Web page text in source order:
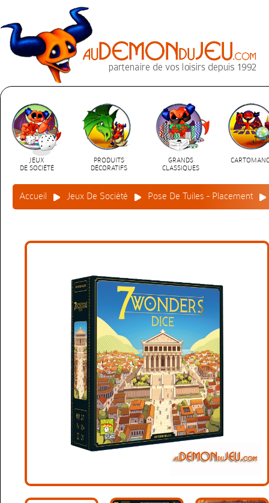
JEUX
DE SOCIÉTÉ
PRODUITS
DÉCORATIFS
GRANDS
CLASSIQUES
Accueil Jeux De Société Pose De Tuiles - Placement